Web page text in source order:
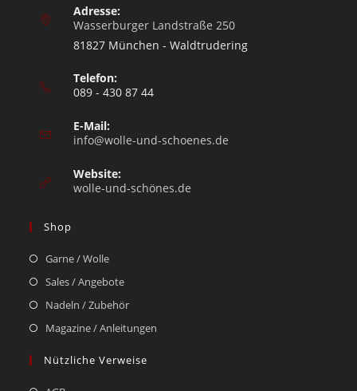
Adresse:
Wasserburger Landstraße 250
81827 München - Waldtrudering
Telefon:
089 - 430 87 44
E-Mail:
info@wolle-und-schoenes.de
Website:
wolle-und-schönes.de
Shop
Garne / Wolle
Sales / Angebote
Nadeln / Zubehör
Magazine / Anleitungen
Nützliche Verweise